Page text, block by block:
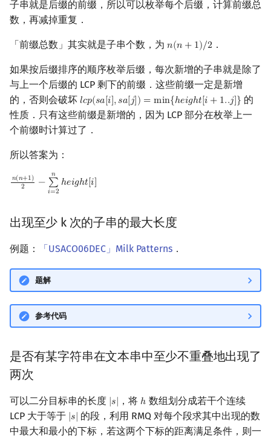
子串就是后缀的前缀，所以可以枚举每个后缀，计算前缀总
数，再减掉重复．
「前缀总数」其实就是子串个数，为 𝑛(𝑛 + 1)/2
n(n+ 1) /2 ．
如果按后缀排序的顺序枚举后缀，每次新增的子串就是除了
与上一个后缀的 LCP 剩下的前缀．这些前缀一定是新增
的，否则会破坏 𝑙𝑐𝑝(𝑠𝑎[𝑖],𝑠𝑎[𝑗]) = min{ℎ𝑒𝑖𝑔ℎ𝑡[𝑖 + 1..𝑗]}
lcp(sa [i ], sa [j] )=min{he ight[i+ 1. .j]
的
性质．只有这些前缀是新增的，因为 LCP 部分在枚举上一
个前缀时计算过了．
所以答案为：
𝑛(𝑛+1)
2
−
𝑛
∑
𝑖=2
ℎ𝑒𝑖𝑔ℎ𝑡[𝑖]
n(n+1) 2−∑ i=2 nheight[
出现至少 k 次的子串的最大长度
例题： 「USACO06DEC」Milk Patterns ．
题解
参考代码
是否有某字符串在文本串中至少不重叠地出现了
两次
可以二分目标串的长度 |𝑠|
|s ，将 ℎ
h 数组划分成若干个连续
LCP 大于等于 |𝑠|
|s 的段，利用 RMQ 对每个段求其中出现的数
中最大和最小的下标，若这两个下标的距离满足条件，则一